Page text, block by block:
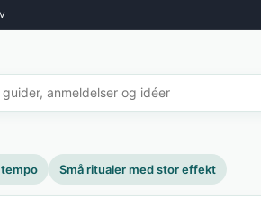
Små ritualer med stor effekt